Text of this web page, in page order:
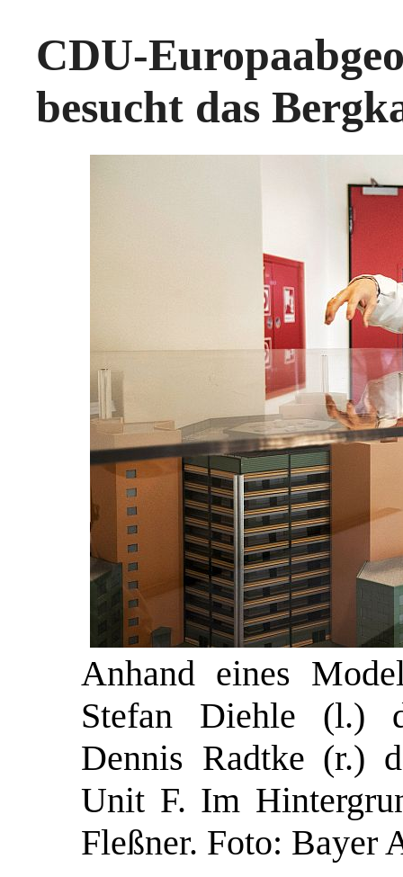
CDU-
besucht das
Anhand eines
Stefan Diehle (l.)
Dennis Radtke (r.)
Unit F. Im
Fleßner. Foto: Bayer